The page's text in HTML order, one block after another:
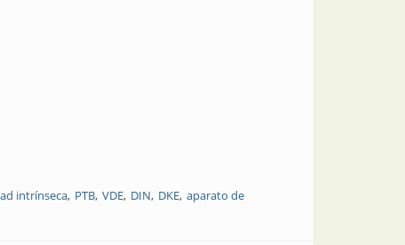
intrínseca PTB VDE DIN DKE aparato de